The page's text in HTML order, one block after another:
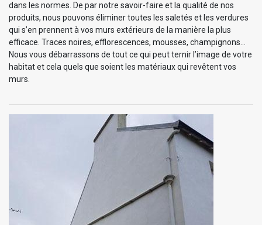
dans les normes. De par notre savoir-faire et la qualité de nos
produits, nous pouvons éliminer toutes les saletés et les verdures
qui s’en prennent à vos murs extérieurs de la manière la plus
efficace. Traces noires, efflorescences, mousses, champignons…
Nous vous débarrassons de tout ce qui peut ternir l’image de votre
habitat et cela quels que soient les matériaux qui revêtent vos
murs.